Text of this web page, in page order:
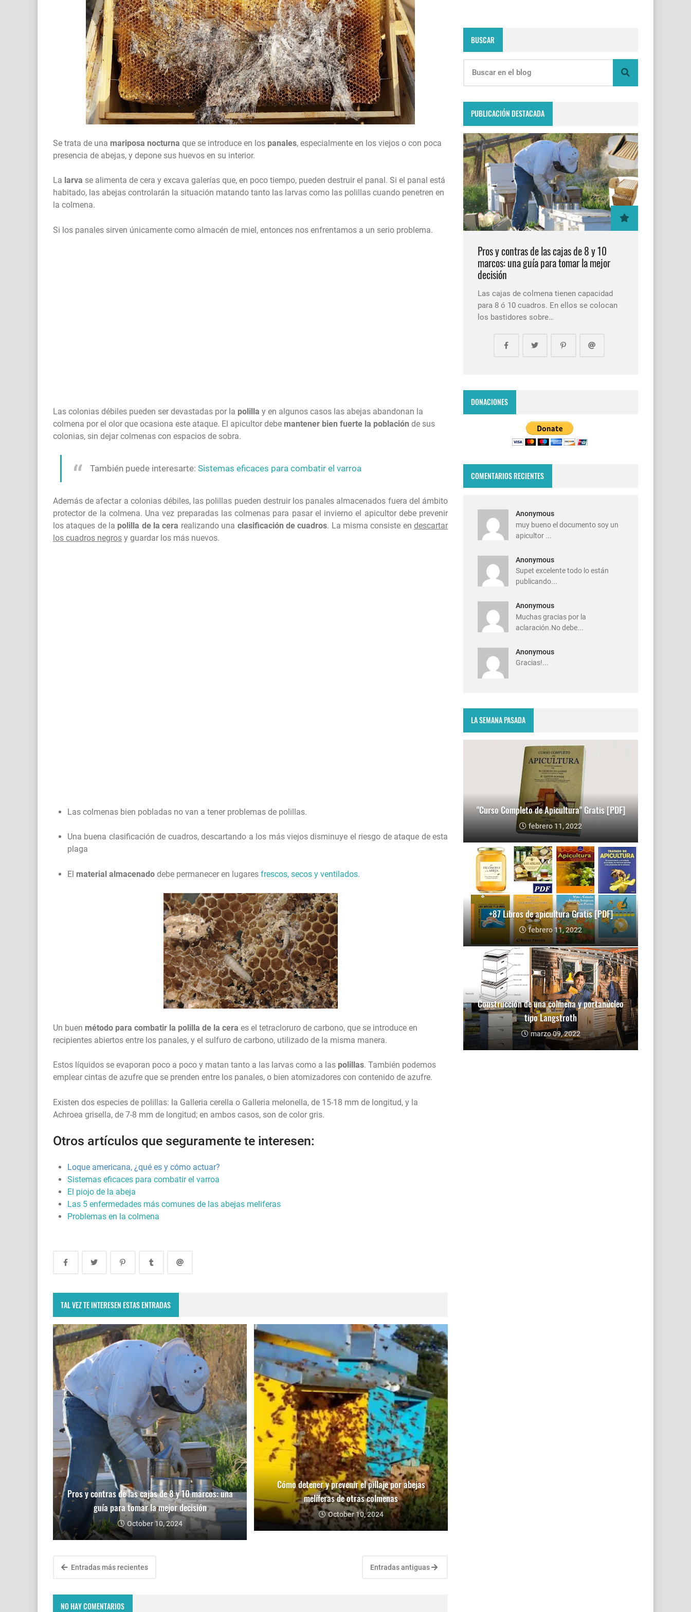
Se trata de una mariposa nocturna que se introduce en los panales, especialmente en los viejos o con poca
presencia de abejas, y depone sus huevos en su interior.
La larva se alimenta de cera y excava galerías que, en poco tiempo, pueden destruir el panal. Si el panal está
habitado, las abejas controlarán la situación matando tanto las larvas como las polillas cuando penetren en
la colmena.
Si los panales sirven únicamente como almacén de miel, entonces nos enfrentamos a un serio problema.
Las colonias débiles pueden ser devastadas por la polilla y en algunos casos las abejas abandonan la
colmena por el olor que ocasiona este ataque. El apicultor debe mantener bien fuerte la población de sus
colonias, sin dejar colmenas con espacios de sobra.
También puede interesarte: Sistemas eficaces para combatir el varroa
Además de afectar a colonias débiles, las polillas pueden destruir los panales almacenados fuera del ámbito
protector de la colmena. Una vez preparadas las colmenas para pasar el invierno el apicultor debe prevenir
los ataques de la polilla de la cera realizando una clasificación de cuadros. La misma consiste endescartar
los cuadros negros y guardar los más nuevos.
Las colmenas bien pobladas no van a tener problemas de polillas.
Una buena clasificación de cuadros, descartando a los más viejos disminuye el riesgo de ataque de esta
plaga
El material almacenado debe permanecer en lugares frescos, secos y ventilados.
Un buen método para combatir la polilla de la cera es el tetracloruro de carbono, que se introduce en
recipientes abiertos entre los panales, y el sulfuro de carbono, utilizado de la misma manera.
Estos líquidos se evaporan poco a poco y matan tanto a las larvas como a las polillas. También podemos
emplear cintas de azufre que se prenden entre los panales, o bien atomizadores con contenido de azufre.
Existen dos especies de polillas: la Galleria cerella o Galleria melonella, de 15-18 mm de longitud, y la
Achroea grisella, de 7-8 mm de longitud; en ambos casos, son de color gris.
Otros artículos que seguramente te interesen:
Loque americana, ¿qué es y cómo actuar?
Sistemas eficaces para combatir el varroa
El piojo de la abeja
Las 5 enfermedades más comunes de las abejas meliferas
Problemas en la colmena
TAL VEZ TE INTERESEN ESTAS ENTRADAS
Pros y contras de las cajas de 8 y 10 marcos: una
guía para tomar la mejor decisión
October 10, 2024
Cómo detener y prevenir el pillaje por abejas
melíferas de otras colmenas
October 10, 2024
Entradas más recientes Entradas antiguas
NO HAY COMENTARIOS
BUSCAR
PUBLICACIÓN DESTACADA
Pros y contras de las cajas de 8 y 10
marcos: una guía para tomar la mejor
decisión
Las cajas de colmena tienen capacidad
para 8 ó 10 cuadros. En ellos se colocan
los bastidores sobre…
DONACIONES
COMENTARIOS RECIENTES
Anonymous
muy bueno el documento soy un
apicultor ...
Anonymous
Supet excelente todo lo están
publicando...
Anonymous
Muchas gracias por la
aclaración.No debe...
Anonymous
Gracias!...
LA SEMANA PASADA
"Curso Completo de Apicultura" Gratis [PDF]
febrero 11, 2022
+87 Libros de apicultura Gratis [PDF]
febrero 11, 2022
Construcción de una colmena y portanúcleo
tipo Langstroth
marzo 09, 2022